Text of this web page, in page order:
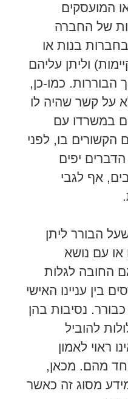
המועסקים
של החברה
בנות או
וליתן עליהם
הבוררות. כמו-כן,
על קשר שהיה לו
במשרדו עם
הקשורים בו, לפני
יפים
אף לגבי
הבורר ליתן
או עם נושא
החובה לגלות
בין עניינו האישי
נסיבות בהן
להוביל
ראוי לאמון
מהם. מכאן,
מסוג זה כאשר